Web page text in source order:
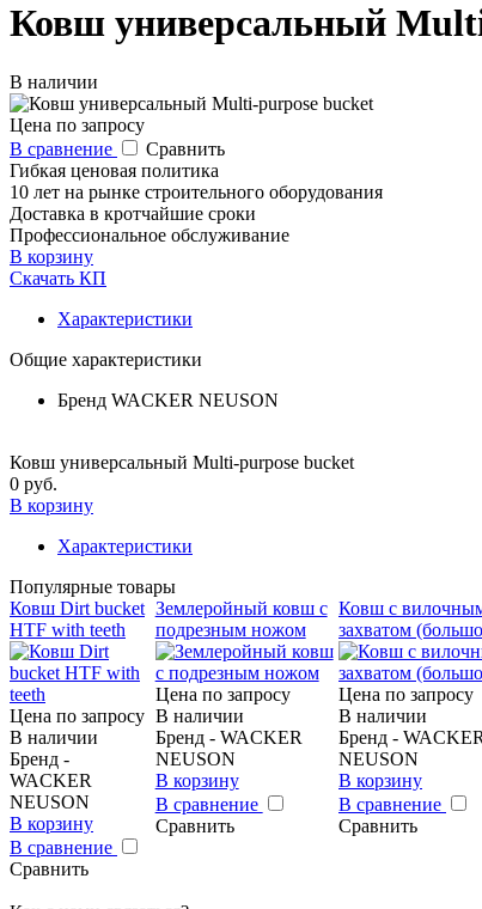
Ковш универсальный
В наличии
Цена по запросу
В сравнение
Сравнить
Гибкая ценовая политика
10 лет на рынке строительного оборудования
Доставка в кротчайшие сроки
Профессиональное обслуживание
В корзину
Скачать КП
Характеристики
Общие характеристики
Бренд WACKER NEUSON
Ковш универсальный Multi-purpose bucket
0 руб.
В корзину
Характеристики
Популярные товары
Ковш Dirt bucket
HTF with teeth
Цена по запросу
В наличии
Бренд -
WACKER
NEUSON
В корзину
В сравнение
Сравнить
Землеройный ковш с
подрезным ножом
Цена по запросу
В наличии
Бренд - WACKER
NEUSON
В корзину
В сравнение
Сравнить
Ковш с
захватом
Цена по запросу
В наличии
Бренд - WACKER
NEUSON
В корзину
В сравнение
Сравнить